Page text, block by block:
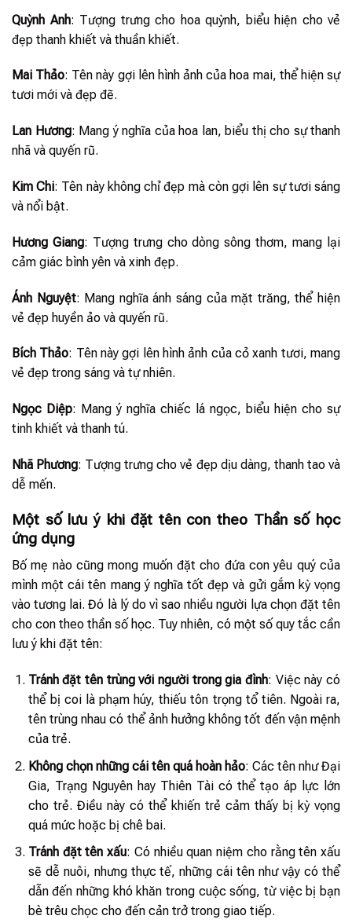
Quỳnh Anh: Tượng trưng cho hoa quỳnh, biểu hiện cho vẻ
đẹp thanh khiết và thuần khiết.
Mai Thảo: Tên này gợi lên hình ảnh của hoa mai, thể hiện sự
tươi mới và đẹp đẽ.
Lan Hương: Mang ý nghĩa của hoa lan, biểu thị cho sự thanh
nhã và quyến rũ.
Kim Chi: Tên này không chỉ đẹp mà còn gợi lên sự tươi sáng
và nổi bật.
Hương Giang: Tượng trưng cho dòng sông thơm, mang lại
cảm giác bình yên và xinh đẹp.
Ánh Nguyệt: Mang nghĩa ánh sáng của mặt trăng, thể hiện
vẻ đẹp huyền ảo và quyến rũ.
Bích Thảo: Tên này gợi lên hình ảnh của cỏ xanh tươi, mang
vẻ đẹp trong sáng và tự nhiên.
Ngọc Diệp: Mang ý nghĩa chiếc lá ngọc, biểu hiện cho sự
tinh khiết và thanh tú.
Nhã Phương: Tượng trưng cho vẻ đẹp dịu dàng, thanh tao và
dễ mến.
Một số lưu ý khi đặt tên con theo Thần số học
ứng dụng
Bố mẹ nào cũng mong muốn đặt cho đứa con yêu quý của
mình một cái tên mang ý nghĩa tốt đẹp và gửi gắm kỳ vọng
vào tương lai. Đó là lý do vì sao nhiều người lựa chọn đặt tên
cho con theo thần số học. Tuy nhiên, có một số quy tắc cần
lưu ý khi đặt tên:
Tránh đặt tên trùng với người trong gia đình: Việc này có
thể bị coi là phạm húy, thiếu tôn trọng tổ tiên. Ngoài ra,
tên trùng nhau có thể ảnh hưởng không tốt đến vận mệnh
của trẻ.
Không chọn những cái tên quá hoàn hảo: Các tên như Đại
Gia, Trạng Nguyên hay Thiên Tài có thể tạo áp lực lớn
cho trẻ. Điều này có thể khiến trẻ cảm thấy bị kỳ vọng
quá mức hoặc bị chê bai.
Tránh đặt tên xấu: Có nhiều quan niệm cho rằng tên xấu
sẽ dễ nuôi, nhưng thực tế, những cái tên như vậy có thể
dẫn đến những khó khăn trong cuộc sống, từ việc bị bạn
bè trêu chọc cho đến cản trở trong giao tiếp.